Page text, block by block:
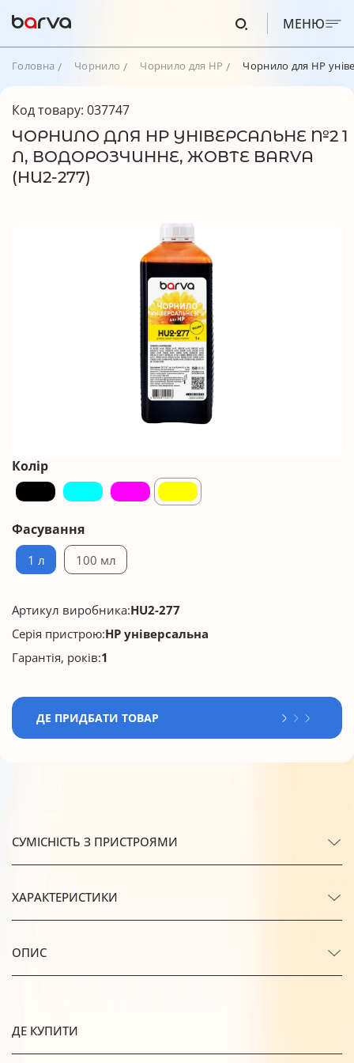
МЕНЮ
Головна Чорнило Чорнило для HP Чорнило для HP
Код товару: 037747
ЧОРНИЛО ДЛЯ HP УНІВЕРСАЛЬНЕ №2 1
Л, ВОДОРОЗЧИННЕ, ЖОВТЕ BARVA
(HU2-277)
Колір
Фасування
1 л 100 мл
Артикул виробника:HU2-277
Серія пристрою:HP універсальна
Гарантія, років:1
ДЕ ПРИДБАТИ ТОВАР
СУМІСНІСТЬ З ПРИСТРОЯМИ
ХАРАКТЕРИСТИКИ
ОПИС
ДЕ КУПИТИ